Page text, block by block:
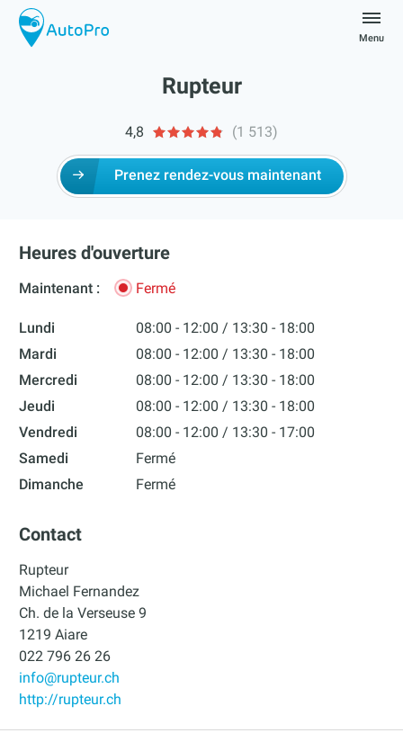
Skip
content
Menu
Rupteur
4,8 (1 513)
Prenez rendez-vous maintenant
Heures d'ouverture
Maintenant : Fermé
Lundi 08:00 - 12:00
13:30 - 18:00
Mardi
08:00 - 12:00
13:30 - 18:00
Mercredi
08:00 - 12:00
13:30 - 18:00
Jeudi
08:00 - 12:00
13:30 - 18:00
Vendredi
08:00 - 12:00
13:30 - 17:00
Samedi
Fermé
Dimanche
Fermé
Contact
Rupteur
Michael Fernandez
Ch. de la Verseuse 9
1219 Aiare
022 796 26 26
info@rupteur.ch
http://rupteur.ch